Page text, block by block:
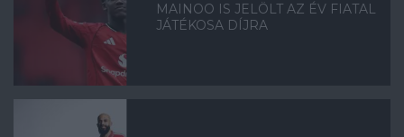
MAINOO IS JELÖLT AZ ÉV FIATAL
JÁTÉKOSA DÍJRA